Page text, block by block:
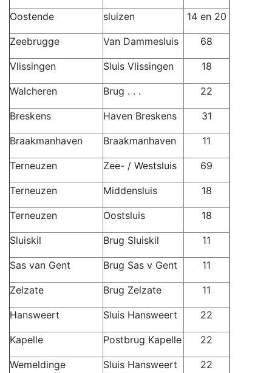
Oostende sluizen 14 en 20
Zeebrugge Van Dammesluis 68
Vlissingen Sluis Vlissingen 18
Walcheren Brug . . . 22
Breskens Haven Breskens 31
Braakmanhaven Braakmanhaven 11
Terneuzen Zee- / Westsluis 69
Terneuzen Middensluis 18
Terneuzen Oostsluis 18
Sluiskil Brug Sluiskil 11
Sas van Gent Brug Sas v Gent 11
Zelzate Brug Zelzate 11
Hansweert Sluis Hansweert 22
Kapelle Postbrug Kapelle 22
Wemeldinge Sluis Hansweert 22